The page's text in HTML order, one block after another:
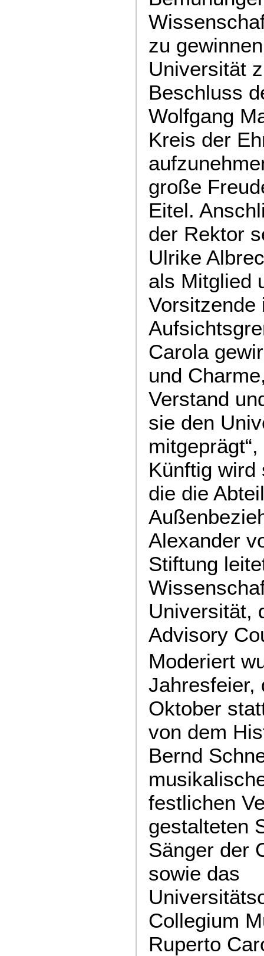
zu
Universität
Beschluss
Wolfgang
Kreis der
große
Eitel.
der Rektor
Ulrike
als Mitglied
Vorsitzende
Carola
und
Verstand
sie den
Künftig wird
die die
Alexander
Stiftung
Universität,
Advisory
Moderiert
Jahresfeier,
Oktober
von dem
Bernd
festlichen
gestalteten
Sänger der
sowie das
Collegium
Ruperto